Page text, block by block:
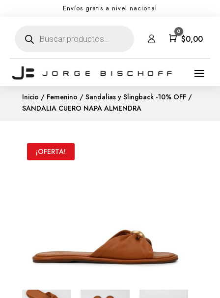
Envíos gratis a nivel nacional
productos Carro
0
$0,00
Inicio / Femenino / Sandalias y Slingback -10% OFF/
SANDALIA CUERO NAPA ALMENDRA
¡OFERTA!